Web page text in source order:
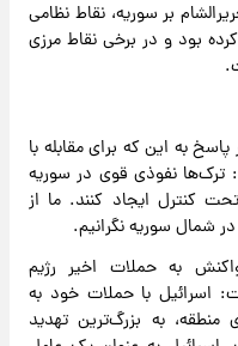
بر سوریه، نقاط نظامی
بود و در برخی نقاط مرزی
به این که برای مقابله با
ترک‌ها نفوذی قوی در سوریه
کنترل ایجاد کنند. ما از
شمال سوریه نگرانیم.
به حملات اخیر رژیم
اسرائیل با حملات خود به
به بزرگ‌ترین تهدید